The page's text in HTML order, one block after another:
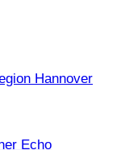
Hannover
Echo